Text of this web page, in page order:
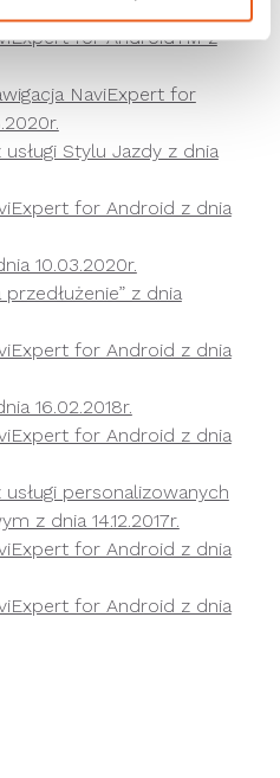
for AndroidTM z
NaviExpert for
Stylu Jazdy z dnia
for Android z dnia
10.03.2020r.
z dnia
for Android z dnia
16.02.2018r.
for Android z dnia
personalizowanych
z dnia 14.12.2017r.
for Android z dnia
for Android z dnia